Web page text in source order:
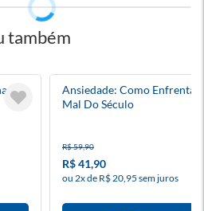
também
Ansiedade: Como Enfrentar
Mal Do Século
R$ 59,90
R$ 41,90
ou 2x de R$ 20,95 sem juros